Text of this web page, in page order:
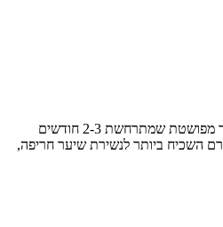
טלוגן אפלוביום הוא נשירת שיער מפושטת שמתרחשת 2-3 חודשים
השכיח ביותר לנשירת שיער חריפה,